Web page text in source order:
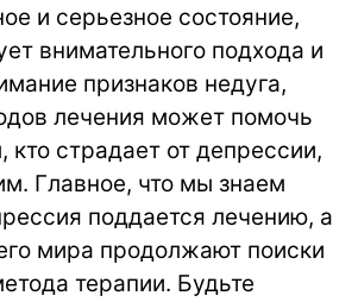
и серьезное состояние,
внимательного подхода и
признаков недуга,
лечения может помочь
кто страдает от депрессии,
Главное, что мы знаем
поддается лечению, а
мира продолжают поиски
терапии. Будьте